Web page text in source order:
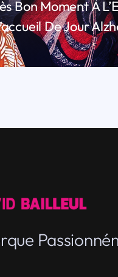
Bon Moment À
De Jour
LIRE PLUS